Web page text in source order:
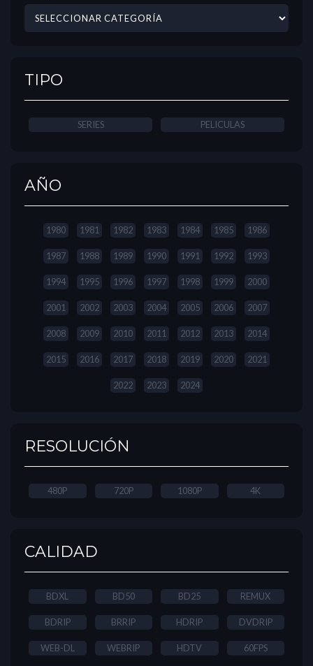
TIPO
SERIES PELICULAS
AÑO
1980 1981 1982 1983 1984 1985 1986
1987 1988 1989 1990 1991 1992 1993
1994 1995 1996 1997 1998 1999 2000
2001 2002 2003 2004 2005 2006 2007
2008 2009 2010 2011 2012 2013 2014
2015 2016 2017 2018 2019 2020 2021
2022 2023 2024
RESOLUCIÓN
480P 720P 1080P 4K
CALIDAD
BDXL BD50 BD25 REMUX
BDRIP BRRIP HDRIP DVDRIP
WEB-DL WEBRIP HDTV 60FPS